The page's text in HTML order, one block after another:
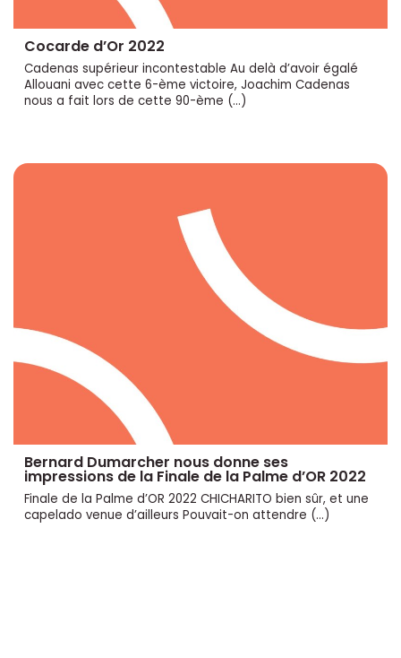
Cocarde d’Or 2022
Cadenas supérieur incontestable Au delà d’avoir égalé
Allouani avec cette 6-ème victoire, Joachim Cadenas
nous a fait lors de cette 90-ème (…)
Bernard Dumarcher nous donne ses
impressions de la Finale de la Palme d’OR 2022
Finale de la Palme d’OR 2022 CHICHARITO bien sûr, et une
capelado venue d’ailleurs Pouvait-on attendre (…)